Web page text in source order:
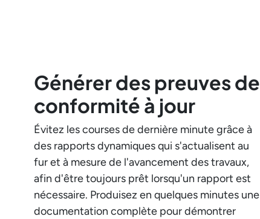
Générer des preuves de
conformité à jour
Évitez les courses de dernière minute grâce à
des rapports dynamiques qui s'actualisent au
fur et à mesure de l'avancement des travaux,
afin d'être toujours prêt lorsqu'un rapport est
nécessaire. Produisez en quelques minutes une
documentation complète pour démontrer